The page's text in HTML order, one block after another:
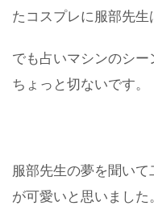
たコスプレに服部先生
でも占いマシンのシ
ちょっと切ないです。
服部先生の夢を聞い
が可愛いと思いました。